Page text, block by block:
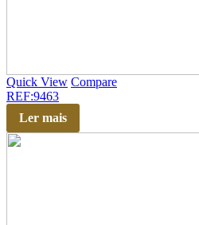
Quick View Compare
REF:9463
Ler mais